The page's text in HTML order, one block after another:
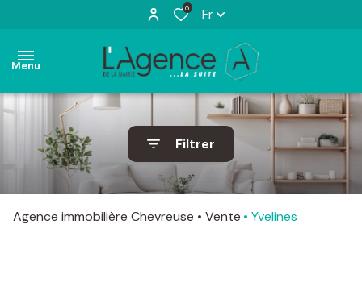
0 Fr
Menu
accueil
ventes
appartements
maisons
locations
maisons
appartements
Filtrer
Agence immobilière Chevreuse Vente Yvelines